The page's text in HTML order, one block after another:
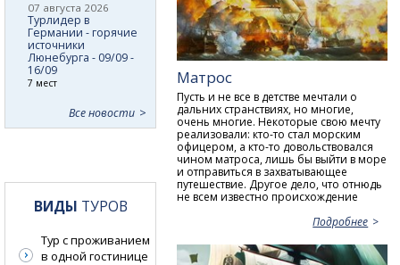
Матрос
Пусть и не все в детстве мечтали о
дальних странствиях, но многие,
очень многие. Некоторые свою мечту
реализовали: кто-то стал морским
офицером, а кто-то довольствовался
чином матроса, лишь бы выйти в море
и отправиться в захватывающее
путешествие. Другое дело, что отнюдь
не всем известно происхождение
Подробнее
07 августа 2026
Турлидер в
Германии - горячие
источники
Люнебурга - 09/09 -
16/09
7 мест
Все новости
ВИДЫ ТУРОВ
Тур с проживанием
в одной гостинице